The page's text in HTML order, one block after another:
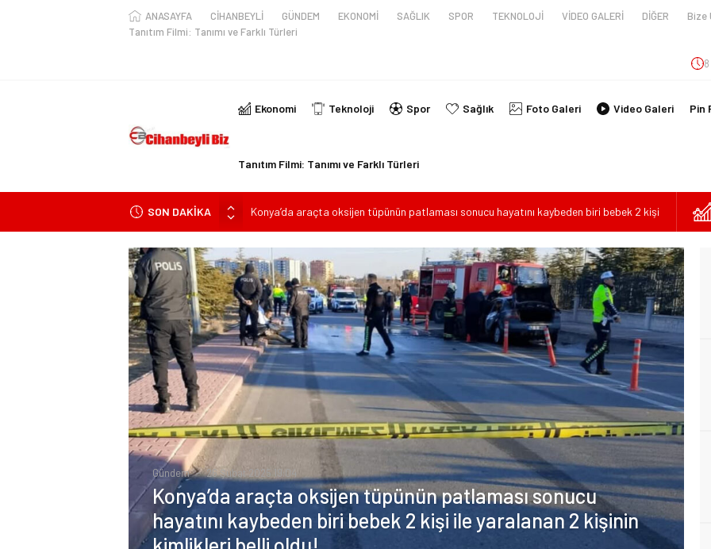
ANASAYFA CİHANBEYLİ GÜNDEM EKONOMİ SAĞLIK SPOR TEKNOLOJİ VİDEO GALERİ DİĞER Bize
Tanıtım Filmi: Tanımı ve Farklı Türleri
8
Ekonomi Teknoloji Spor Sağlık Foto Galeri Video Galeri Pin
Tanıtım Filmi: Tanımı ve Farklı Türleri
SON DAKİKA
Konya’da araçta oksijen tüpünün patlaması sonucu hayatını kaybeden biri bebek 2 kişi
KULU’DA HAFİF TİCARİ ARAÇ TAKLA ATTI: 2’Sİ ÇOCUK, 3 YARALI
Trafik Kazasinda Yaralanmıştı, Tedavi gördüğü Hastanede Hayatını Kaybetti
Başkan Adayı Kemal Tekin Sahada Ziyaretlerini Yoğunlaştırdı
Konyalı Çiftci Feci şekilde Can Verdi
Gündem 26 Şubat 2025 19:04
Konya’da araçta oksijen tüpünün patlaması sonucu
hayatını kaybeden biri bebek 2 kişi ile yaralanan 2 kişinin